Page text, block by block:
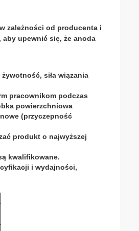
zależności od producenta i
aby upewnić się, że anoda
siła wiązania
pracownikom podczas
powierzchniowa
(przyczepność
produkt o najwyższej
kwalifikowane.
i wydajności,